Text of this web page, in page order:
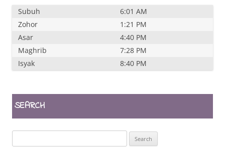
Subuh
6:01 AM
Zohor
1:21 PM
Asar
4:40 PM
Maghrib
7:28 PM
Isyak
8:40 PM
SEARCH
for: